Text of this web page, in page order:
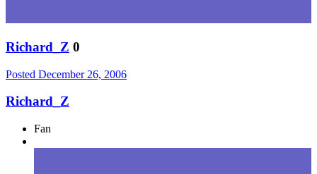
Richard_Z 0
Posted December 26, 2006
Richard_Z
Fan